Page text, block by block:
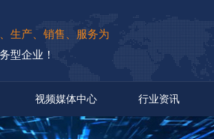
生产、销售、服务为
型企业！
视频媒体中心 行业资讯